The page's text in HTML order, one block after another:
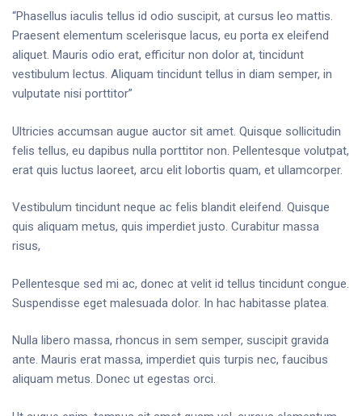
“Phasellus iaculis tellus id odio suscipit, at cursus leo mattis.
Praesent elementum scelerisque lacus, eu porta ex eleifend
aliquet. Mauris odio erat, efficitur non dolor at, tincidunt
vestibulum lectus. Aliquam tincidunt tellus in diam semper, in
vulputate nisi porttitor”
Ultricies accumsan augue auctor sit amet. Quisque sollicitudin
felis tellus, eu dapibus nulla porttitor non. Pellentesque volutpat,
erat quis luctus laoreet, arcu elit lobortis quam, et ullamcorper.
Vestibulum tincidunt neque ac felis blandit eleifend. Quisque
quis aliquam metus, quis imperdiet justo. Curabitur massa
risus,
Pellentesque sed mi ac, donec at velit id tellus tincidunt congue.
Suspendisse eget malesuada dolor. In hac habitasse platea.
Nulla libero massa, rhoncus in sem semper, suscipit gravida
ante. Mauris erat massa, imperdiet quis turpis nec, faucibus
aliquam metus. Donec ut egestas orci.